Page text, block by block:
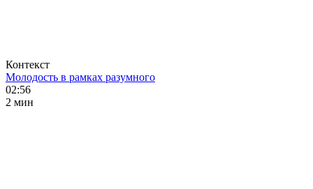
Контекст
Молодость в рамках разумного
02:56
2 мин